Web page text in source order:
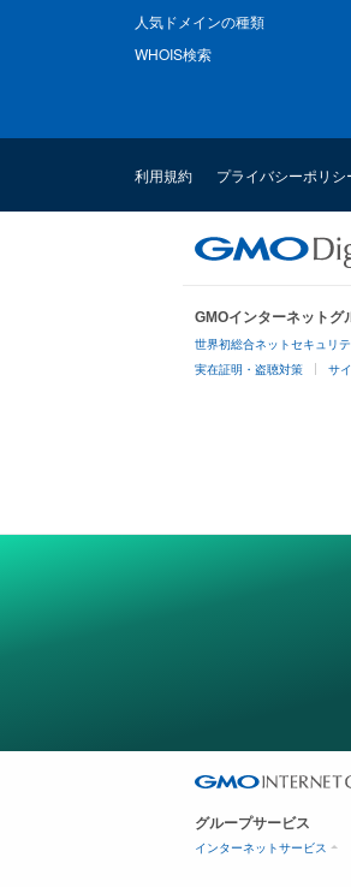
人気ドメインの種類
WHOIS検索
利用規約 プライバシーポリシ
GMOインターネットグ
世界初総合ネットセキュリ
実在証明・盗聴対策 サ
グループサービス
インターネットサービス